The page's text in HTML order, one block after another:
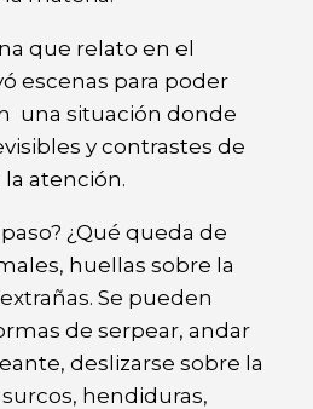
que relato en el
escenas para poder
una situación donde
y contrastes de
atención.
¿Qué queda de
huellas sobre la
Se pueden
de serpear, andar
deslizarse sobre la
hendiduras,